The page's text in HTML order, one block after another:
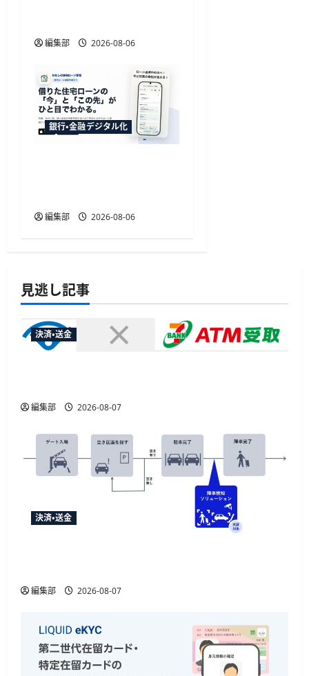
編集部 2026-08-06
銀行・金融デジタル化
編集部 2026-08-06
見逃し記事
決済・送金
編集部 2026-08-07
決済・送金
編集部 2026-08-07